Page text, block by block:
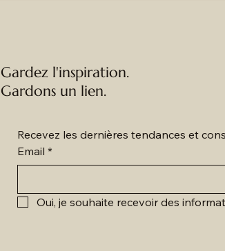
Gardez l'inspiration.
Gardons un lien.
Recevez les dernières tendances et
Email *
Oui, je souhaite recevoir des